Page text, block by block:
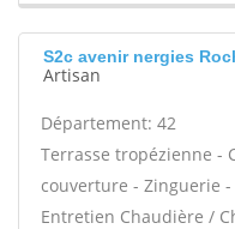
S2c avenir nergies
Artisan
Département: 42
Terrasse tropézienne -
couverture - Zinguerie
Entretien Chaudière /